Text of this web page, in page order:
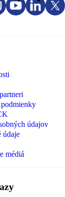
údajov
údaje
médiá